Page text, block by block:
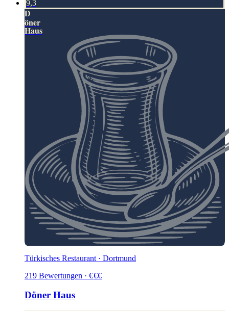
9,3
D
öner
Haus
Türkisches Restaurant · Dortmund
219 Bewertungen · €€€
Döner Haus